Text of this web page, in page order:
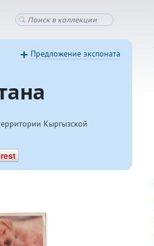
Кыргызской
Предложение экспоната